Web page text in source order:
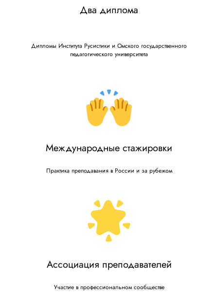
Два диплома
Дипломы Института Русистики и Омского государственного
педагогического университета
Международные стажировки
Практика преподавания в России и за рубежом
Ассоциация преподавателей
Участие в профессиональном сообществе